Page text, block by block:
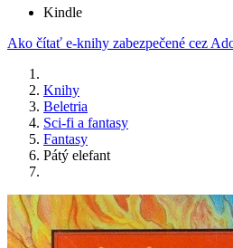
Kindle
Ako čítať e-knihy zabezpečené cez
Knihy
Beletria
Sci-fi a fantasy
Fantasy
Pátý elefant